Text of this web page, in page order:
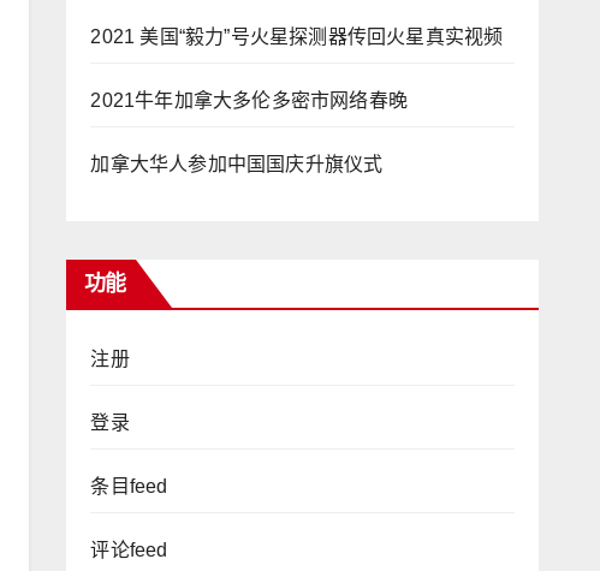
2021 美国“毅力”号火星探测器传回火星真实视频
2021牛年加拿大多伦多密市网络春晚
加拿大华人参加中国国庆升旗仪式
功能
注册
登录
条目feed
评论feed